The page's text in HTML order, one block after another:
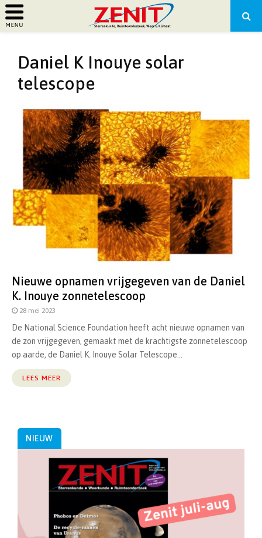
PRIMARY
MENU
Daniel K Inouye solar
telescope
Nieuwe opnamen vrijgegeven van de Daniel
K. Inouye zonnetelescoop
28 mei 2023
De National Science Foundation heeft acht nieuwe opnamen van
de zon vrijgegeven, gemaakt met de krachtigste zonnetelescoop
op aarde, de Daniel K. Inouye Solar Telescope...
LEES MEER
NIEUW